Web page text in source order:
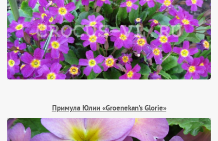
Примула Юлии «Groenekan’s Glorie»